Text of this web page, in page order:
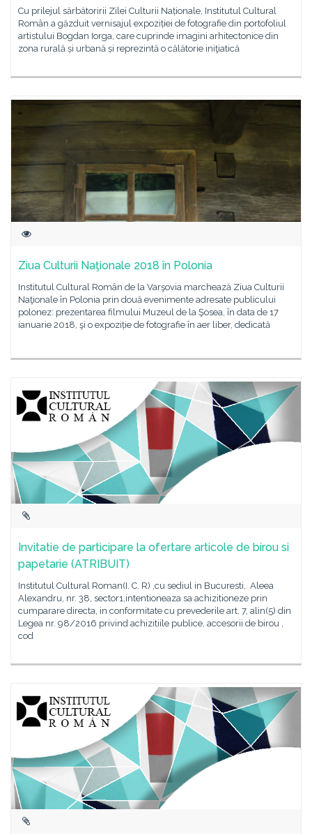
Cu prilejul sărbătoririi Zilei Culturii Naționale, Institutul Cultural
Român a găzduit vernisajul expoziției de fotografie din portofoliul
artistului Bogdan Iorga, care cuprinde imagini arhitectonice din
zona rurală și urbană și reprezintă o călătorie iniţiatică
Ziua Culturii Naţionale 2018 în Polonia
Institutul Cultural Român de la Varşovia marchează Ziua Culturii
Naţionale în Polonia prin două evenimente adresate publicului
polonez: prezentarea filmului Muzeul de la Şosea, în data de 17
ianuarie 2018, şi o expoziție de fotografie în aer liber, dedicată
Invitatie de participare la ofertare articole de birou si
papetarie (ATRIBUIT)
Institutul Cultural Roman(I. C. R) ,cu sediul in Bucuresti, Aleea
Alexandru, nr. 38, sector1,intentioneaza sa achizitioneze prin
cumparare directa, in conformitate cu prevederile art. 7, alin(5) din
Legea nr. 98/2016 privind achizitiile publice, accesorii de birou ,
cod